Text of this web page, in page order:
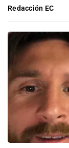
Redacción EC